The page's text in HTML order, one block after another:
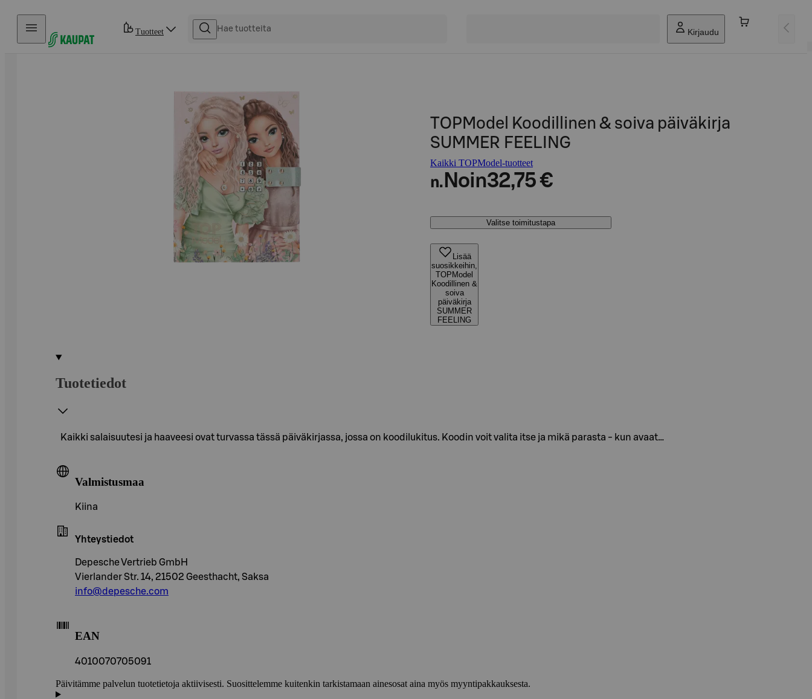
Hyppää sisältöön
Tuotteet Kirjaudu
TOPModel Koodillinen & soiva päiväkirja
SUMMER FEELING
Kaikki TOPModel-tuotteet
n. Noin32,75 €
Valitse toimitustapa
Lisää
suosikkeihin,
TOPModel
Koodillinen &
soiva
päiväkirja
SUMMER
FEELING
Tuotetiedot
Kaikki salaisuutesi ja haaveesi ovat turvassa tässä päiväkirjassa, jossa on koodilukitus. Koodin voit valita itse ja mikä parasta - kun avaat…
Valmistusmaa
Kiina
Yhteystiedot
Depesche Vertrieb GmbH
Vierlander Str. 14, 21502 Geesthacht, Saksa
info@depesche.com
EAN
4010070705091
Päivitämme palvelun tuotetietoja aktiivisesti. Suosittelemme kuitenkin tarkistamaan ainesosat aina myös myyntipakkauksesta.